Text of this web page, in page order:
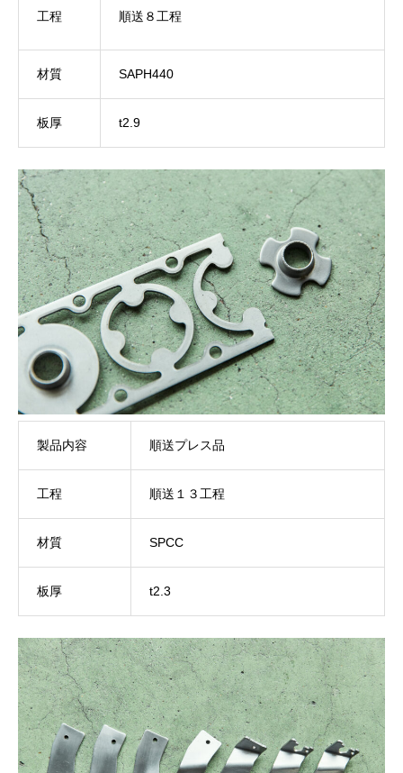
工程 順送８工程
材質 SAPH440
板厚 t2.9
製品内容 順送プレス品
工程 順送１３工程
材質 SPCC
板厚 t2.3